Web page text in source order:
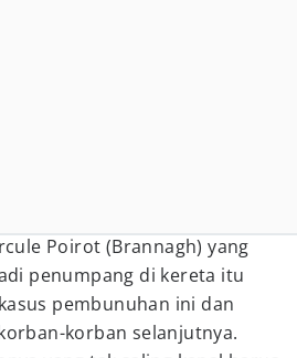
Poirot (Brannagh) yang
penumpang di kereta itu
pembunuhan ini dan
korban selanjutnya.